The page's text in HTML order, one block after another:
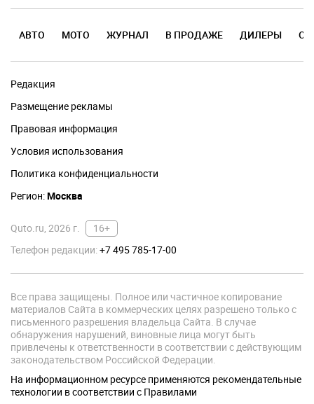
АВТО МОТО ЖУРНАЛ В ПРОДАЖЕ ДИЛЕРЫ
Редакция
Размещение рекламы
Правовая информация
Условия использования
Политика конфиденциальности
Регион:Москва
Quto.ru, 2026 г.
16+
Телефон редакции:+7 495 785-17-00
Все права защищены. Полное или частичное копирование
материалов Сайта в коммерческих целях разрешено только с
письменного разрешения владельца Сайта. В случае
обнаружения нарушений, виновные лица могут быть
привлечены к ответственности в соответствии с действующим
законодательством Российской Федерации.
На информационном ресурсе применяются рекомендательные
технологии в соответствии с Правилами